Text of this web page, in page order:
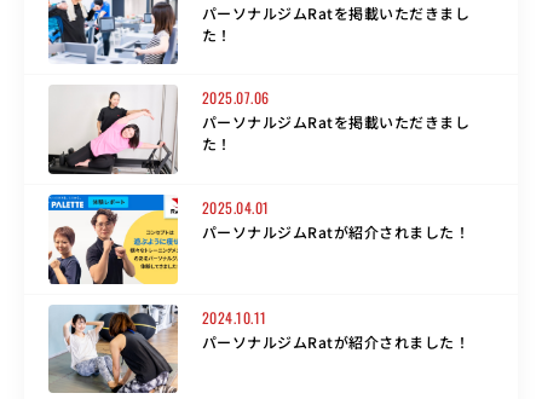
パーソナルジムRatを掲載いただきまし
た！
2025.07.06
パーソナルジムRatを掲載いただきまし
た！
2025.04.01
パーソナルジムRatが紹介されました！
2024.10.11
パーソナルジムRatが紹介されました！